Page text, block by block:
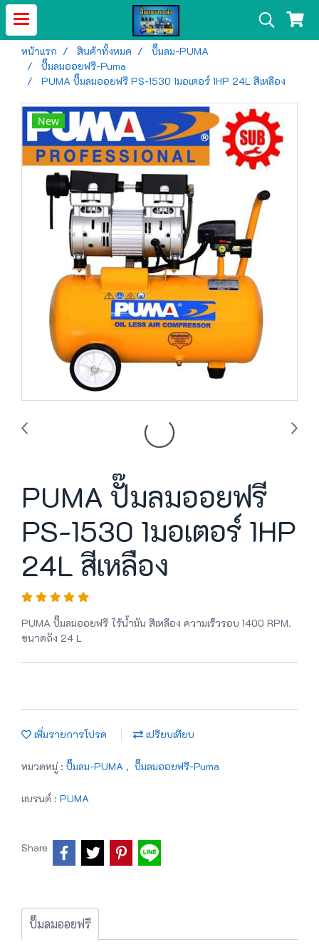
หน้าแรก สินค้าทั้งหมด
ปั๊มลม-PUMA
ปั๊มลมออยฟรี-Puma
PUMA ปั๊มลมออยฟรี PS-1530 1มอเตอร์ 1HP 24L สีเหลือง
New
PUMA ปั๊มลมออยฟรี
PS-1530 1มอเตอร์ 1HP
24L สีเหลือง
PUMA ปั๊มลมออยฟรี ไร้น้ำมัน สีเหลือง ความเร็วรอบ 1400 RPM.
ขนาดถัง 24 L
เพิ่มรายการโปรด เปรียบเทียบ
หมวดหมู่ : ปั๊มลม-PUMA , ปั๊มลมออยฟรี-Puma
แบรนด์ : PUMA
Share
ปั๊มลมออยฟรี